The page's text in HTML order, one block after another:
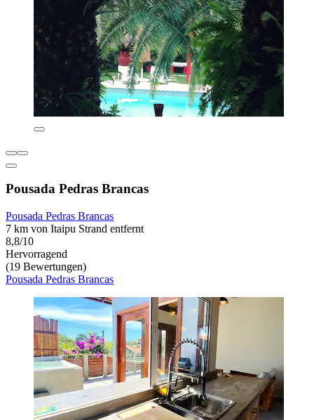
Pousada Pedras Brancas
Pousada Pedras Brancas
7 km von Itaipu Strand entfernt
8,8/10
Hervorragend
(19 Bewertungen)
Pousada Pedras Brancas